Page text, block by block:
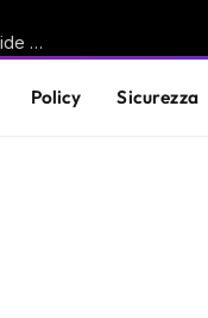
Sicurezza nazionale, nuove minacce e vigilanza privata: le sfide del sistema Paese
Policy Sicurezza